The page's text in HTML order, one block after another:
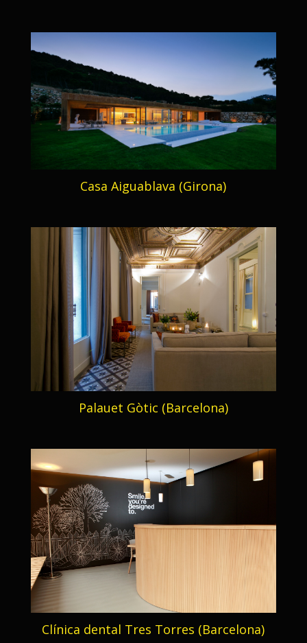
Casa Aiguablava (Girona)
Palauet Gòtic (Barcelona)
Clínica dental Tres Torres (Barcelona)